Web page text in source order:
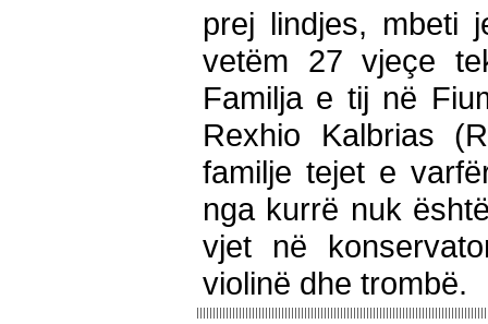
prej lindjes, mbeti
vetëm 27 vjeçe
Familja e tij në
Rexhio Kalbrias
familje tejet e
nga kurrë nuk
vjet në
violinë dhe trombë.